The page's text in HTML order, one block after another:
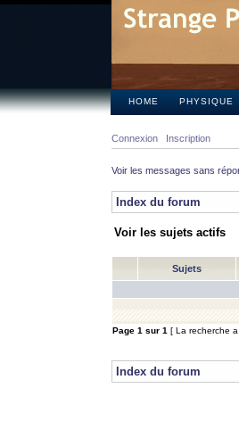
HOME PHYSIQUE
Connexion Inscription
Voir les messages sans
Index du forum
Voir les sujets actifs
Sujets
Page 1 sur 1 [ La recherche
Index du forum